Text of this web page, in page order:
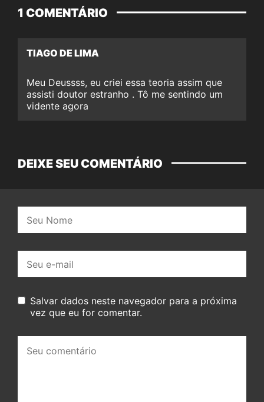
1 COMENTÁRIO
TIAGO DE LIMA
Meu Deussss, eu criei essa teoria assim que
assisti doutor estranho . Tô me sentindo um
vidente agora
DEIXE SEU COMENTÁRIO
mail:
Salvar dados neste navegador para a próxima
vez que eu for comentar.
comentário: